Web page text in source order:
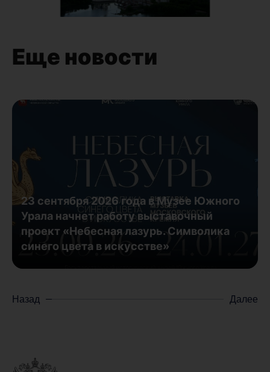
Еще новости
23 сентября 2026 года в Музее Южного
Урала начнет работу выставочный
проект «Небесная лазурь. Символика
синего цвета в искусстве»
Назад Далее